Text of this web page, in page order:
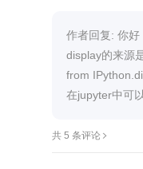
作者回复: 你好
display的来源
from
在jupyter中可
共 5 条评论